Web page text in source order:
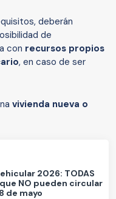
deberán
de
con recursos propios
, en caso de ser
vivienda nueva o
2026: TODAS
NO pueden circular
de mayo